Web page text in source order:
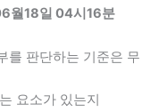
월18일 04시16분
를 판단하는 기준은 무
요소가 있는지